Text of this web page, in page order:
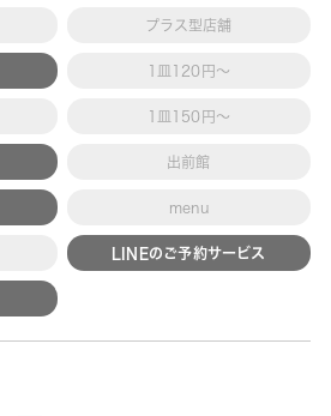
プラス型店舗
1皿120円～
1皿150円～
出前館
menu
LINEのご予約サービス